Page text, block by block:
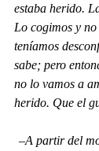
estaba herido.
Lo cogimos y
teníamos
sabe; pero
no lo vamos a
herido. Que el
–A partir del